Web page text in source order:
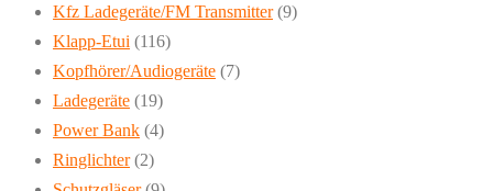
Kfz Ladegeräte/FM Transmitter (9)
Klapp-Etui (116)
Kopfhörer/Audiogeräte (7)
Ladegeräte (19)
Power Bank (4)
Ringlichter (2)